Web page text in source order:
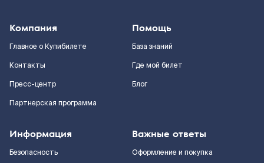
Компания
Главное о Купибилете
Контакты
Пресс-центр
Партнерская программа
Помощь
База знаний
Где мой билет
Блог
Информация
Безопасность
Важные ответы
Оформление и покупка